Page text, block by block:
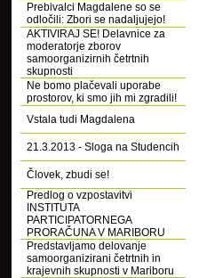
Prebivalci Magdalene so se
odločili: Zbori se nadaljujejo!
AKTIVIRAJ SE! Delavnice za
moderatorje zborov
samoorganizirnih četrtnih
skupnosti
Ne bomo plačevali uporabe
prostorov, ki smo jih mi zgradili!
Vstala tudi Magdalena
21.3.2013 - Sloga na Studencih
Človek, zbudi se!
Predlog o vzpostavitvi
INSTITUTA
PARTICIPATORNEGA
PRORAČUNA V MARIBORU
Predstavljamo delovanje
samoorganizirani četrtnih in
krajevnih skupnosti v Mariboru